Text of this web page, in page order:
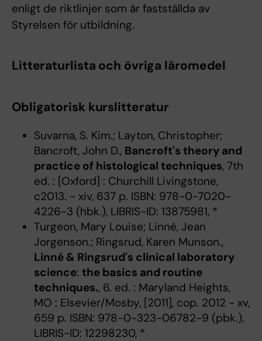
enligt de riktlinjer som är fastställda av
Styrelsen för utbildning.
Litteraturlista och övriga läromedel
Obligatorisk kurslitteratur
Suvarna, S. Kim.; Layton, Christopher;
Bancroft, John D., Bancroft's theory and
practice of histological techniques, 7th
ed. : [Oxford] : Churchill Livingstone,
c2013. - xiv, 637 p. ISBN: 978-0-7020-
4226-3 (hbk.), LIBRIS-ID: 13875981, *
Turgeon, Mary Louise; Linné, Jean
Jorgenson.; Ringsrud, Karen Munson.,
Linné & Ringsrud's clinical laboratory
science: the basics and routine
techniques., 6. ed. : Maryland Heights,
MO : Elsevier/Mosby, [2011], cop. 2012 - xv,
659 p. ISBN: 978-0-323-06782-9 (pbk.),
LIBRIS-ID: 12298230, *